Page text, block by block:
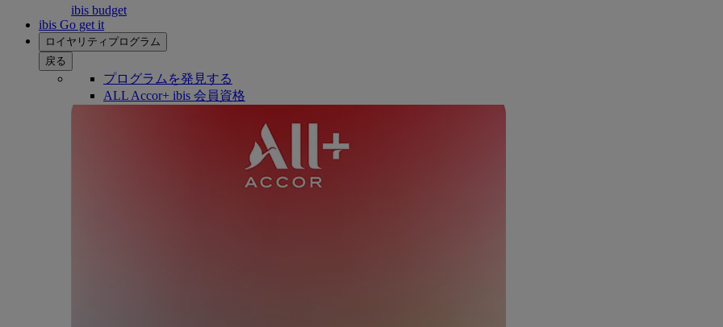
ibis budget
ibis Go get it
ロイヤリティプログラム
戻る
プログラムを発見する
ALL Accor+ ibis 会員資格